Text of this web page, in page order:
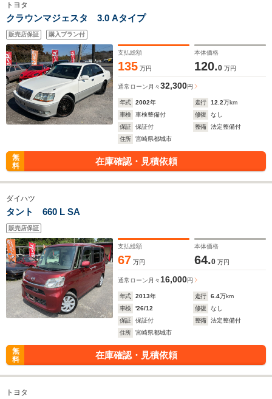
トヨタ
クラウンマジェスタ 3.0 Aタイプ
販売店保証 購入プラン付
支払総額
135 万円
本体価格
120.0 万円
通常ローン 月々32,300円
年式 2002年 走行 12.2万km
車検
車検整備付 修復
なし
保証
保証付 整備
法定整備付
住所
宮崎県都城市
無
料
在庫確認・見積依頼
ダイハツ
タント 660 L SA
販売店保証
支払総額
67 万円
本体価格
64.0 万円
通常ローン 月々 16,000円
年式 2013年 走行 6.4万km
車検
'26/12 修復
なし
保証
保証付 整備
法定整備付
住所
宮崎県都城市
無
料
在庫確認・見積依頼
トヨタ